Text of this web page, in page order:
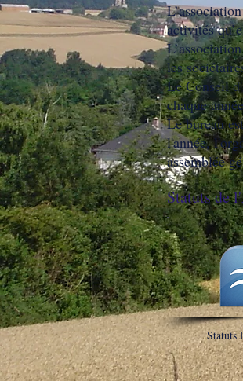
activités
les
Le Conseil
chaque
Le bureau
l'année,
assemblée
Statuts de
Statuts